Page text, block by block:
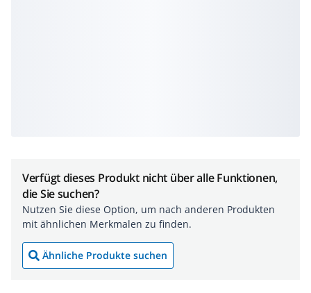
Verfügt dieses Produkt nicht über alle Funktionen,
die Sie suchen?
Nutzen Sie diese Option, um nach anderen Produkten
mit ähnlichen Merkmalen zu finden.
Ähnliche Produkte suchen